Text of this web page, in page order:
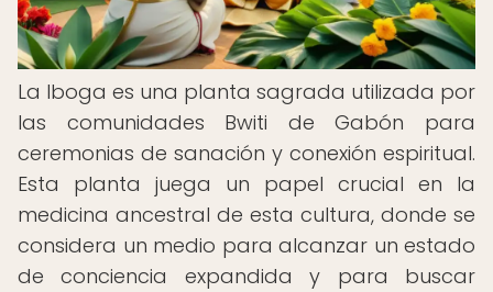
La Iboga es una planta sagrada utilizada por
las comunidades Bwiti de Gabón para
ceremonias de sanación y conexión espiritual.
Esta planta juega un papel crucial en la
medicina ancestral de esta cultura, donde se
considera un medio para alcanzar un estado
de conciencia expandida y para buscar